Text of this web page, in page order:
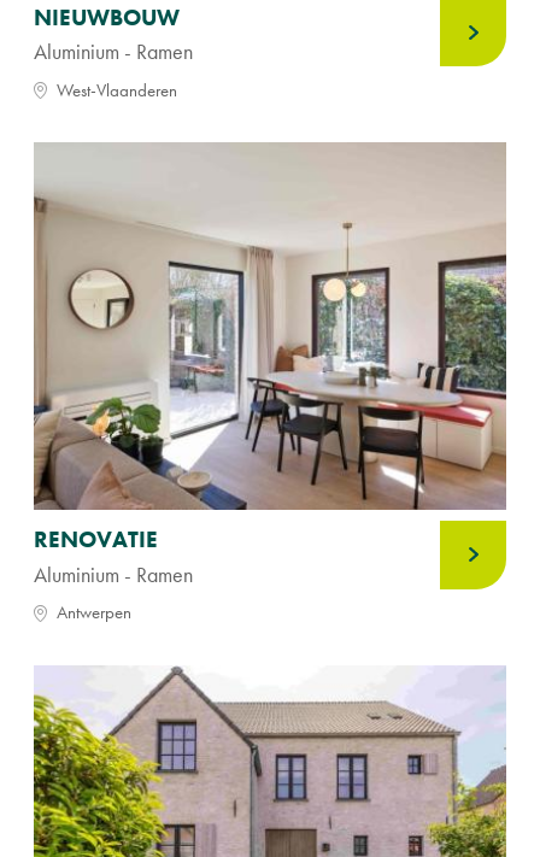
NIEUWBOUW
Aluminium - Ramen
West-Vlaanderen
RENOVATIE
Aluminium - Ramen
Antwerpen